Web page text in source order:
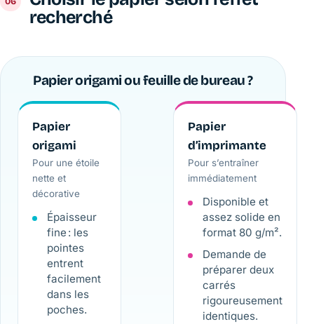
recherché
Papier origami ou feuille de bureau ?
Papier
origami
Pour une étoile
nette et
décorative
Épaisseur
fine : les
pointes
entrent
facilement
dans les
poches.
Papier
d’imprimante
Pour s’entraîner
immédiatement
Disponible et
assez solide en
format 80 g/m².
Demande de
préparer deux
carrés
rigoureusement
identiques.